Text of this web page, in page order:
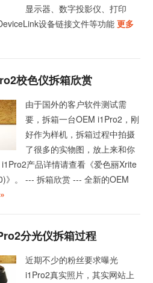
显示器、数字投影仪、打印
设备链接文件等功能 更多
校色仪拆箱欣赏
由于国外的客户软件测试需
要，拆箱一台OEM i1Pro2，刚
好作为样机，拆箱过程中拍摄
了很多的实物图，放上来和你
产品详情请查看《爱色丽Xrite
》。 --- 拆箱欣赏 --- 全新的OEM
分光仪拆箱过程
近期不少的粉丝要求曝光
i1Pro2真实照片，其实网站上